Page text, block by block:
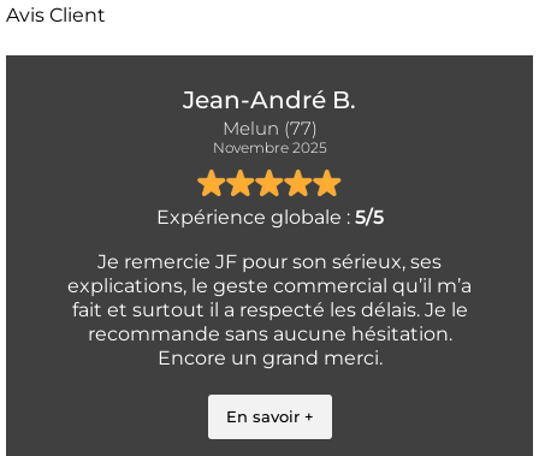
Avis Client
Jean-André B.
Melun (77)
Novembre 2025
Expérience globale : 5/5
Je remercie JF pour son sérieux, ses
explications, le geste commercial qu’il m’a
fait et surtout il a respecté les délais. Je le
recommande sans aucune hésitation.
Encore un grand merci.
En savoir +